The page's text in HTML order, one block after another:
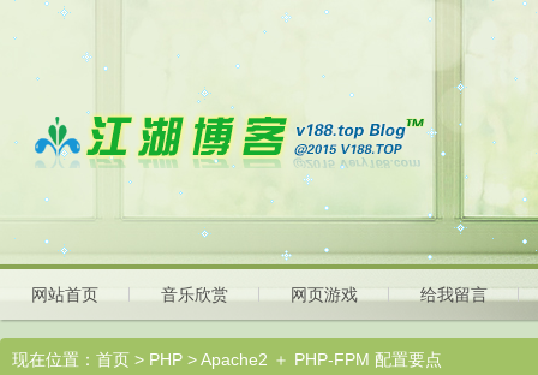
网站首页 音乐欣赏 网页游戏 给我留言
现在位置： 首页 > PHP > Apache2 ＋ PHP-FPM 配置要点